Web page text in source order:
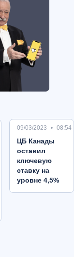
09/03/2023 08:54
ЦБ Канады
оставил
ключевую
ставку на
уровне 4,5%